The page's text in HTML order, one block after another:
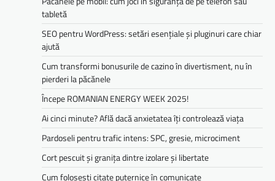
tabletă
SEO pentru WordPress: setări esențiale și pluginuri care chiar
ajută
Cum transformi bonusurile de cazino în divertisment, nu în
pierderi la păcănele
Începe ROMANIAN ENERGY WEEK 2025!
Ai cinci minute? Află dacă anxietatea îți controlează viața
Pardoseli pentru trafic intens: SPC, gresie, microciment
Cort pescuit și granița dintre izolare și libertate
Cum folosești citate puternice în comunicate